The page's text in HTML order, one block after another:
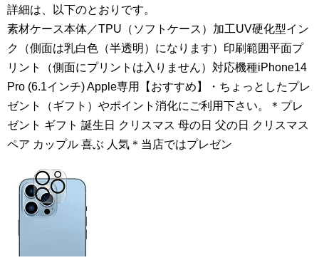
詳細は、以下のとおりです。
素材ケース本体／TPU（ソフトケース）加工UV硬化型イン
ク（側面は乳白色（半透明）になります）印刷範囲平面プ
リント（側面にプリントは入りません）対応機種iPhone14
Pro (6.1インチ) Apple専用【おすすめ】・ちょっとしたプレ
ゼント（ギフト）やポイント消化にご利用下さい。＊プレ
ゼント ギフト 誕生日 クリスマス 母の日 父の日 クリスマス
ペア カップル 喜ぶ 人気＊当店ではプレゼン